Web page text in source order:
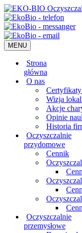
MENU
Strona
główna
O nas
Wizja
Akcje
Opinie
Historia
Oczyszczalnie
przydomowe
Cennik
Oczyszczalnie
przemysłowe